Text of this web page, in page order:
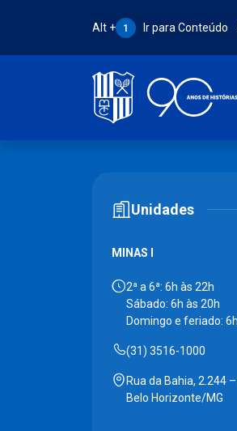
Atalho Alt + 1:
Alt + 1 Ir para Conteúdo
Unidades
MINAS I
2ª a 6ª: 6h às 22h
Sábado: 6h às 20h
Domingo e feriado:
(31) 3516-1000
Rua da Bahia, 2.244
Belo Horizonte/MG